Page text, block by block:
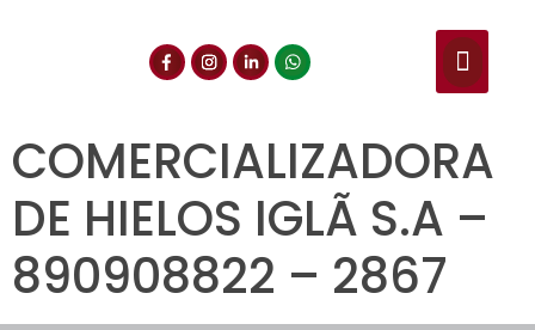
COMERCIALIZADORA
DE HIELOS IGLÃ S.A –
890908822 – 2867